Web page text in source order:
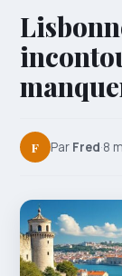
F Par Fred·8